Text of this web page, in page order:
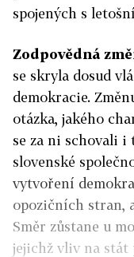
spojených s
Zodpovědná
se skryla dosud
demokracie.
otázka, jakého
se za ni schovali i
slovenské
vytvoření
opozičních stran,
Směr zůstane u
jejichž vliv na stát